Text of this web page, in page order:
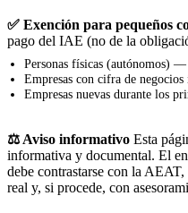
✅ Exención para pequeños
pago del IAE (no de la
Personas físicas (autónomos)
Empresas con cifra de
Empresas nuevas durante los
⚖️ Aviso informativo Esta
informativa y documental. El
debe contrastarse con la
real y, si procede, con